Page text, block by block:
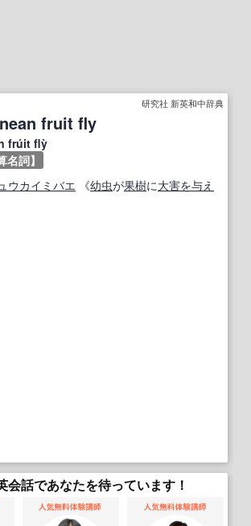
研究社 新英和中辞典
fruit fly
frúit flỳ
名詞】
ウカイミバエ 《幼虫が果樹に大害を与え
会話であなたを待っています！